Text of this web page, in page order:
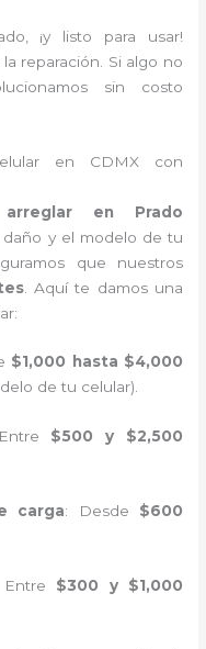
¡y listo para usar!
reparación. Si algo no
sin costo
en CDMX con
arreglar en Prado
y el modelo de tu
que nuestros
. Aquí te damos una
$1,000 hasta $4,000
de tu celular).
$500 y $2,500
carga: Desde $600
Entre $300 y $1,000